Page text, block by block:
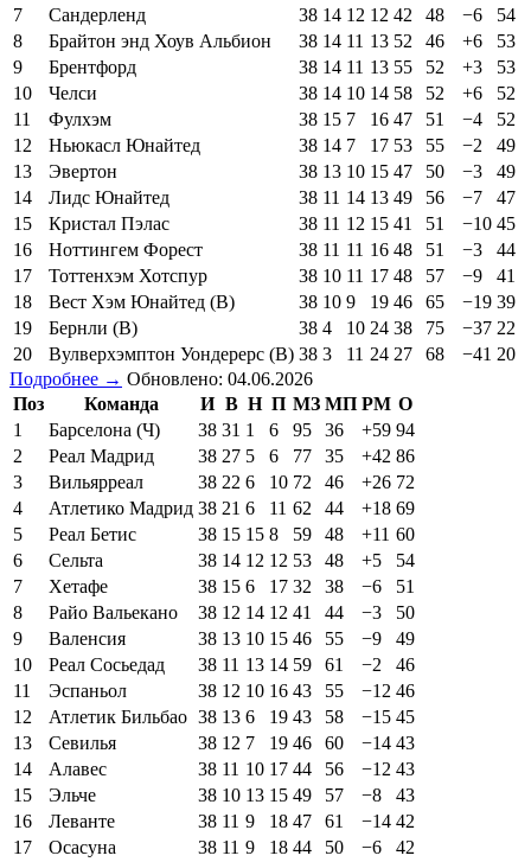
7
Сандерленд 38 14 12 12 42 48 −6
54
8
Брайтон энд Хоув Альбион 38 14 11 13 52 46 +6
53
9
Брентфорд 38 14 11 13 55 52 +3
53
10
Челси 38 14 10 14 58 52 +6
52
11
Фулхэм 38 15 7 16 47 51 −4
52
12
Ньюкасл Юнайтед 38 14 7 17 53 55 −2
49
13
Эвертон 38 13 10 15 47 50 −3
49
14
Лидс Юнайтед 38 11 14 13 49 56 −7
47
15
Кристал Пэлас 38 11 12 15 41 51 −10 45
16
Ноттингем Форест 38 11 11 16 48 51 −3
44
17
Тоттенхэм Хотспур 38 10 11 17 48 57 −9
41
18
Вест Хэм Юнайтед (В) 38 10 9 19 46 65 −19 39
19
Бернли (В) 38 4 10 24 38 75 −37 22
20
Вулверхэмптон Уондерерс (В) 38 3 11 24 27 68 −41 20
Подробнее → Обновлено: 04.06.2026
Поз
Команда И В Н П МЗ МП РМ О
1
Барселона (Ч) 38 31 1 6 95 36 +59 94
2
Реал Мадрид 38 27 5 6 77 35 +42 86
3
Вильярреал 38 22 6 10 72 46 +26 72
4
Атлетико Мадрид 38 21 6 11 62 44 +18 69
5
Реал Бетис 38 15 15 8 59 48 +11 60
6
Сельта 38 14 12 12 53 48 +5
54
7
Хетафе 38 15 6 17 32 38 −6
51
8
Райо Вальекано 38 12 14 12 41 44 −3
50
9
Валенсия 38 13 10 15 46 55 −9
49
10
Реал Сосьедад 38 11 13 14 59 61 −2
46
11
Эспаньол 38 12 10 16 43 55 −12 46
12
Атлетик Бильбао 38 13 6 19 43 58 −15 45
13
Севилья 38 12 7 19 46 60 −14 43
14
Алавес 38 11 10 17 44 56 −12 43
15
Эльче 38 10 13 15 49 57 −8
43
16
Леванте 38 11 9 18 47 61 −14 42
17
Осасуна 38 11 9 18 44 50 −6 42